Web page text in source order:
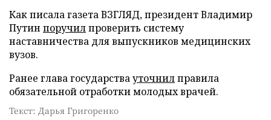
Как писала газета ВЗГЛЯД, президент Владимир
Путин поручилпроверить систему
наставничества для выпускников медицинских
вузов.
Ранее глава государствауточнилправила
обязательной отработки молодых врачей.
Текст: Дарья Григоренко